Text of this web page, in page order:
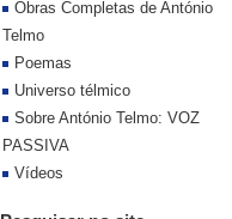
Obras Completas de António
Telmo
Poemas
Universo télmico
Sobre António Telmo: VOZ
PASSIVA
Vídeos